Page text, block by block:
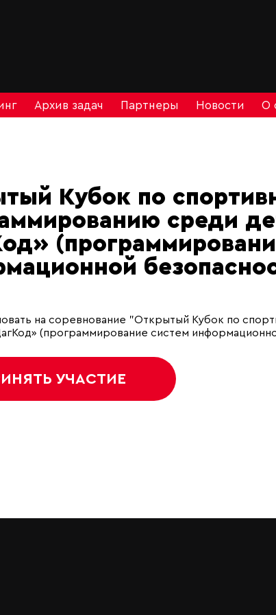
Архив задач Партнеры Новости О
Кубок по
среди
на соревнование "Открытый Кубок по
(программирование систем
УЧАСТИЕ